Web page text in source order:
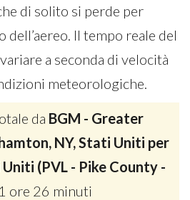
di solito si perde per
Il tempo reale del
a seconda di velocità
meteorologiche.
da BGM - Greater
NY, Stati Uniti per
(PVL - Pike County -
ore 26 minuti